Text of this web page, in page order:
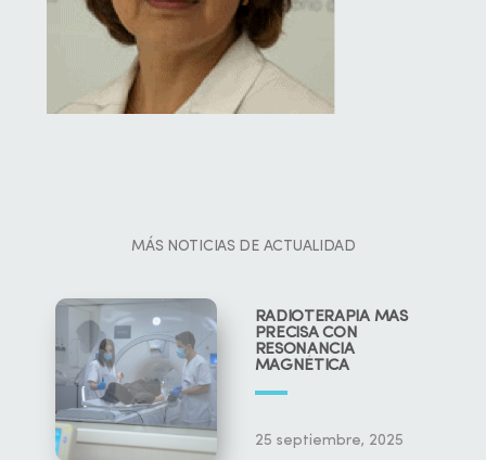
MÁS NOTICIAS DE ACTUALIDAD
RADIOTERAPIA MÁS
PRECISA CON
RESONANCIA
MAGNÉTICA
25 septiembre, 2025